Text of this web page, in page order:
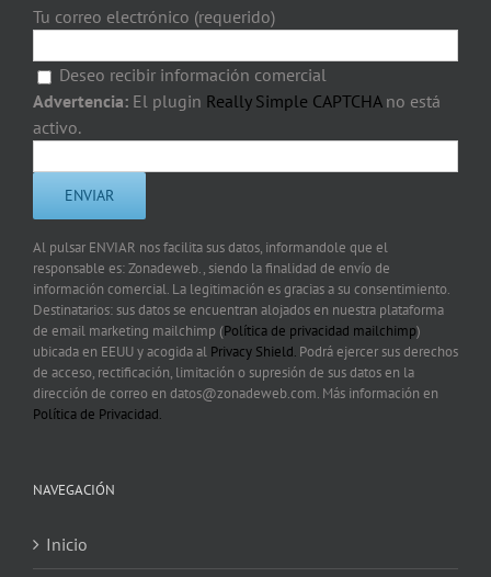
Tu correo electrónico (requerido)
Deseo recibir información comercial
Advertencia: El plugin Really Simple CAPTCHAno está
activo.
Al pulsar ENVIAR nos facilita sus datos, informandole que el
responsable es: Zonadeweb., siendo la finalidad de envío de
información comercial. La legitimación es gracias a su consentimiento.
Destinatarios: sus datos se encuentran alojados en nuestra plataforma
de email marketing mailchimp (Política de privacidad mailchimp)
ubicada en EEUU y acogida al Privacy Shield. Podrá ejercer sus derechos
de acceso, rectificación, limitación o supresión de sus datos en la
dirección de correo en datos@zonadeweb.com. Más información en
Política de Privacidad.
NAVEGACIÓN
Inicio